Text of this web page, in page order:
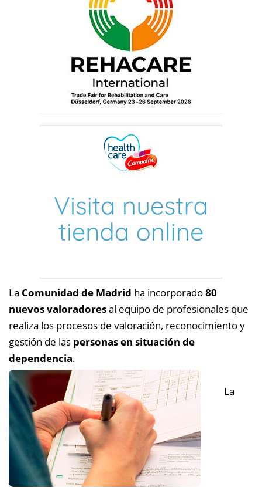
La Comunidad de Madrid ha incorporado80
nuevos valoradoresal equipo de profesionales que
realiza los procesos de valoración, reconocimiento y
gestión de las personas en situación de
dependencia.
La